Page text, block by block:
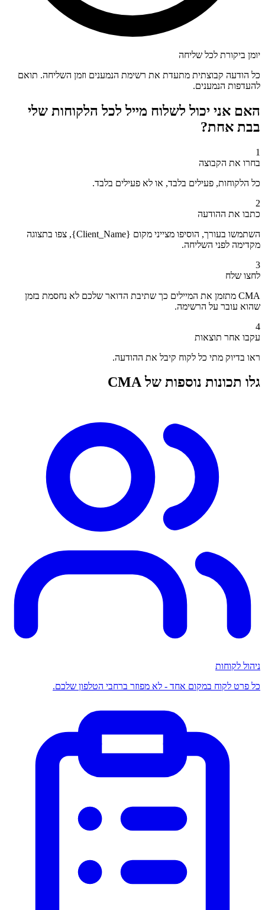
יומן ביקורת לכל שליחה
כל הודעה קבוצתית מתעדת את רשימת הנמענים וזמן השליחה. תואם
להעדפות הנמענים.
האם אני יכול לשלוח מייל לכל הלקוחות שלי
בבת אחת?
1
בחרו את הקבוצה
כל הלקוחות, פעילים בלבד, או לא פעילים בלבד.
2
כתבו את ההודעה
השתמשו בעורך, הוסיפו מצייני מקום {Client_Name}, צפו בתצוגה
מקדימה לפני השליחה.
3
לחצו שלח
CMA מתזמן את המיילים כך שתיבת הדואר שלכם לא נחסמת בזמן
שהוא עובר על הרשימה.
4
עקבו אחר תוצאות
ראו בדיוק מתי כל לקוח קיבל את ההודעה.
גלו תכונות נוספות של CMA
ניהול לקוחות
כל פרט לקוח במקום אחד - לא מפוזר ברחבי הטלפון שלכם.